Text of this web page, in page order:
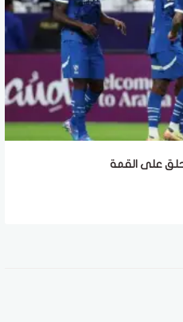
على القمة